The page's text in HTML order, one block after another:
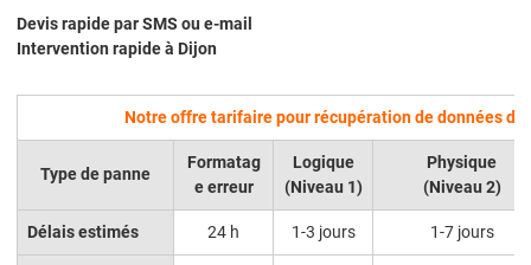
Devis rapide par SMS ou e-mail
Intervention rapide à Dijon
Notre offre tarifaire pour récupération de données
Type de panne
Formatag
e erreur
Logique
(Niveau 1)
Physique
(Niveau 2)
Délais estimés 24 h 1-3 jours 1-7 jours